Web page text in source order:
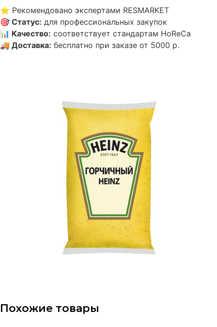
⭐ Рекомендовано экспертами RESMARKET
🎯 Статус: для профессиональных закупок
📊 Качество: соответствует стандартам HoReCa
🚚 Доставка: бесплатно при заказе от 5000 р.
Похожие товары